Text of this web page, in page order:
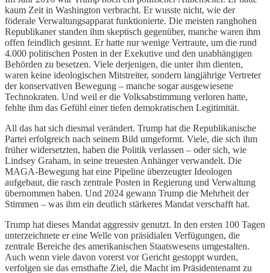
kaum Zeit in Washington verbracht. Er wusste nicht, wie der
föderale Verwaltungsapparat funktionierte. Die meisten ranghohen
Republikaner standen ihm skeptisch gegenüber, manche waren ihm
offen feindlich gesinnt. Er hatte nur wenige Vertraute, um die rund
4.000 politischen Posten in der Exekutive und den unabhängigen
Behörden zu besetzen. Viele derjenigen, die unter ihm dienten,
waren keine ideologischen Mitstreiter, sondern langjährige Vertreter
der konservativen Bewegung – manche sogar ausgewiesene
Technokraten. Und weil er die Volksabstimmung verloren hatte,
fehlte ihm das Gefühl einer tiefen demokratischen Legitimität.
All das hat sich diesmal verändert. Trump hat die Republikanische
Partei erfolgreich nach seinem Bild umgeformt. Viele, die sich ihm
früher widersetzten, haben die Politik verlassen – oder sich, wie
Lindsey Graham, in seine treuesten Anhänger verwandelt. Die
MAGA-Bewegung hat eine Pipeline überzeugter Ideologen
aufgebaut, die rasch zentrale Posten in Regierung und Verwaltung
übernommen haben. Und 2024 gewann Trump die Mehrheit der
Stimmen – was ihm ein deutlich stärkeres Mandat verschafft hat.
Trump hat dieses Mandat aggressiv genutzt. In den ersten 100 Tagen
unterzeichnete er eine Welle von präsidialen Verfügungen, die
zentrale Bereiche des amerikanischen Staatswesens umgestalten.
Auch wenn viele davon vorerst vor Gericht gestoppt wurden,
verfolgen sie das ernsthafte Ziel, die Macht im Präsidentenamt zu